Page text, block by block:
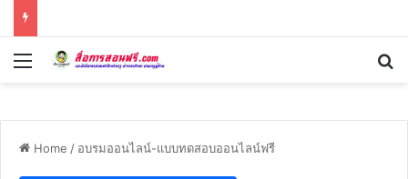
Menu
Home / อบรมออนไลน์-แบบทดสอบออนไลน์ฟรี